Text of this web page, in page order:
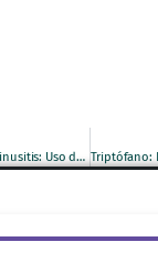
Alivio Natural de la Sinusitis: Uso de la Sábila para la Sinusitis